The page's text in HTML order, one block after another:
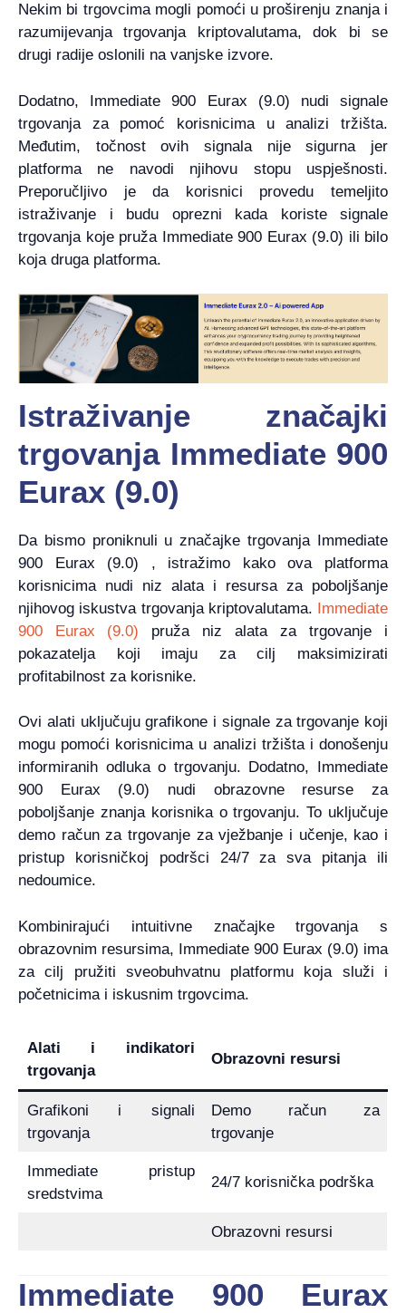
Nekim bi trgovcima mogli pomoći u proširenju znanja i
razumijevanja trgovanja kriptovalutama, dok bi se
drugi radije oslonili na vanjske izvore.
Dodatno, Immediate 900 Eurax (9.0) nudi signale
trgovanja za pomoć korisnicima u analizi tržišta.
Međutim, točnost ovih signala nije sigurna jer
platforma ne navodi njihovu stopu uspješnosti.
Preporučljivo je da korisnici provedu temeljito
istraživanje i budu oprezni kada koriste signale
trgovanja koje pruža Immediate 900 Eurax (9.0) ili bilo
koja druga platforma.
Istraživanje značajki
trgovanja Immediate 900
Eurax (9.0)
Da bismo proniknuli u značajke trgovanja Immediate
900 Eurax (9.0) , istražimo kako ova platforma
korisnicima nudi niz alata i resursa za poboljšanje
njihovog iskustva trgovanja kriptovalutama. Immediate
900 Eurax (9.0) pruža niz alata za trgovanje i
pokazatelja koji imaju za cilj maksimizirati
profitabilnost za korisnike.
Ovi alati uključuju grafikone i signale za trgovanje koji
mogu pomoći korisnicima u analizi tržišta i donošenju
informiranih odluka o trgovanju. Dodatno, Immediate
900 Eurax (9.0) nudi obrazovne resurse za
poboljšanje znanja korisnika o trgovanju. To uključuje
demo račun za trgovanje za vježbanje i učenje, kao i
pristup korisničkoj podršci 24/7 za sva pitanja ili
nedoumice.
Kombinirajući intuitivne značajke trgovanja s
obrazovnim resursima, Immediate 900 Eurax (9.0) ima
za cilj pružiti sveobuhvatnu platformu koja služi i
početnicima i iskusnim trgovcima.
Alati i indikatori
trgovanja
Obrazovni resursi
Grafikoni i signali
trgovanja
Demo račun za
trgovanje
Immediate pristup
sredstvima
24/7 korisnička podrška
Obrazovni resursi
Immediate 900 Eurax